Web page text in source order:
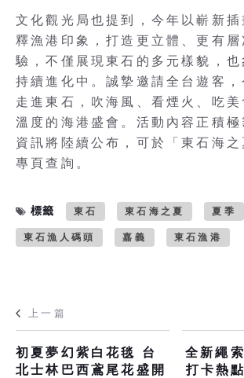
文化觀光局也提到，今年以嶄新插
釋漁港印象，打造更立體、更有層
驗，不僅展現東石的多元樣貌，也
持續進化中。誠摯邀請全台遊客，
走進東石，吹海風、看煙火、吃
溫度的海港盛會。活動內容正積極
資訊將陸續公布，可於「東石海
專頁查詢。
標籤 東石 東石海之夏 夏季
東石漁人碼頭 嘉義 東石漁港
上一篇
初夏夢幻紫白花毯 台
北士林巴西鳶尾花盛開
全新繩
打卡熱